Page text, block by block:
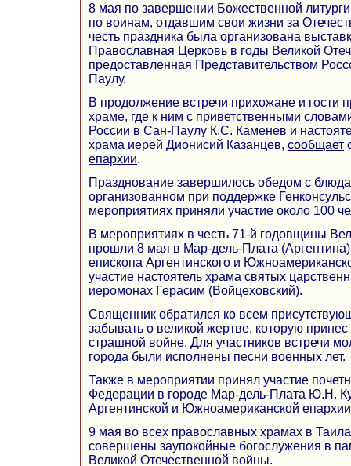
8 мая по завершении Божественной
по воинам, отдавшим свои жизни за
честь праздника была организована
Православная Церковь в годы Великой
предоставленная Представительством
Паулу.
В продолжение встречи прихожане и гости
храме, где к ним с приветственными
России в Сан-Паулу К.С. Каменев и
храма иерей Дионисий Казанцев, сообщает
епархии.
Празднование завершилось обедом с
организованном при поддержке
мероприятиях приняли участие около 100
В мероприятиях в честь 71-й годовщины
прошли 8 мая в Мар-дель-Плата
епископа Аргентинского и
участие настоятель храма святых
иеромонах Герасим (Войцеховский).
Священник обратился ко всем
забывать о великой жертве, которую
страшной войне. Для участников встречи
города были исполнены песни военных лет.
Также в мероприятии принял участие
Федерации в городе Мар-дель-Плата Ю.Н.
Аргентинской и Южноамериканской
9 мая во всех православных храмах в
совершены заупокойные богослужения в
Великой Отечественной войны.